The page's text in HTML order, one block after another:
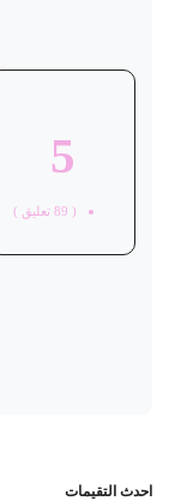
89 تعليق )
التقيمات